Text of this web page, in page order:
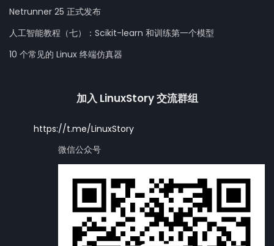
Netrunner 25 正式发布
人工智能教程（七）：Scikit-learn 和训练第一个模型
10 个常见的 Linux 终端仿真器
加入 LinuxStory 交流群组
https://t.me/LinuxStory
微信公众号